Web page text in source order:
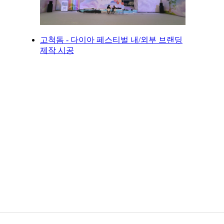
고척돔 - 다이아 페스티벌 내/외부 브랜딩
제작 시공